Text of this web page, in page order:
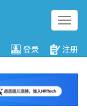
切
换
航
登录 注册